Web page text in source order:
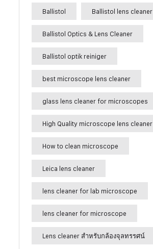
Ballistol Ballistol lens cleaner
Ballistol Optics & Lens Cleaner
Ballistol optik reiniger
best microscope lens cleaner
glass lens cleaner for microscopes
High Quality microscope lens cleaner
How to clean microscope
Leica lens cleaner
lens cleaner for lab microscope
lens cleaner for microscope
Lens cleaner สำหรับกล้องจุลทรรศน์